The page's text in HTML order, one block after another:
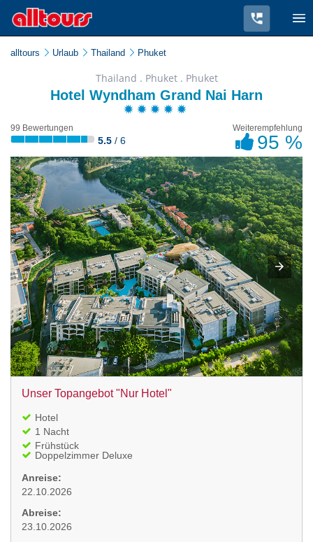
alltours Urlaub Thailand Phuket
Thailand . Phuket . Phuket
Hotel Wyndham Grand Nai Harn
99 Bewertungen
5.5 / 6
Weiterempfehlung
95 %
Unser Topangebot "Nur Hotel"
Hotel
1 Nacht
Frühstück
Doppelzimmer Deluxe
Anreise:
22.10.2026
Abreise:
23.10.2026